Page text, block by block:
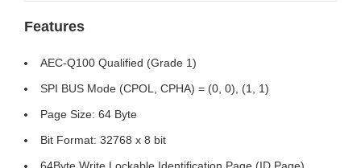
Features
AEC-Q100 Qualified (Grade 1)
SPI BUS Mode (CPOL, CPHA) = (0, 0), (1, 1)
Page Size: 64 Byte
Bit Format: 32768 x 8 bit